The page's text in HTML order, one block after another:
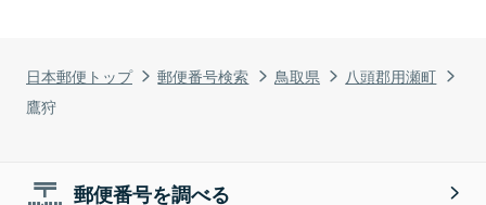
日本郵便トップ 郵便番号検索 鳥取県
八頭郡用瀬町
鷹狩
郵便番号を調べる